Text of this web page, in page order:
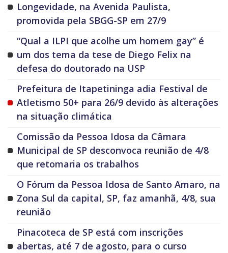
Longevidade, na Avenida Paulista,
promovida pela SBGG-SP em 27/9
“Qual a ILPI que acolhe um homem gay” é
um dos tema da tese de Diego Felix na
defesa do doutorado na USP
Prefeitura de Itapetininga adia Festival de
Atletismo 50+ para 26/9 devido às alterações
na situação climática
Comissão da Pessoa Idosa da Câmara
Municipal de SP desconvoca reunião de 4/8
que retomaria os trabalhos
O Fórum da Pessoa Idosa de Santo Amaro, na
Zona Sul da capital, SP, faz amanhã, 4/8, sua
reunião
Pinacoteca de SP está com inscrições
abertas, até 7 de agosto, para o curso